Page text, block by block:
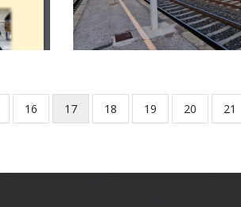
Renfe A La
Comarca
Page
16
Current
page
17 Page
18 Page
19 Page
20 21